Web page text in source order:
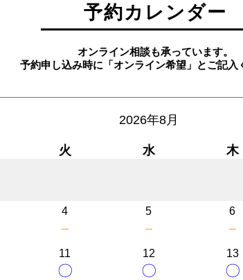
予約カレンダー
オンライン相談も承っています。
予約申し込み時に「オンライン希望」とご記入
2026年8月
火 水 木
4
－
5
－
6
－
11
〇
12
〇
13
〇